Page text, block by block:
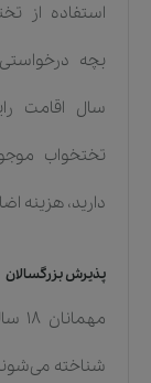
استفاده از
سال اقامت
تختخواب
دارید، هزینه
پذیرش بزرگسالان
شناخته